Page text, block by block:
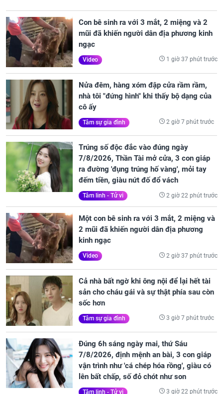
Con bê sinh ra với 3 mắt, 2 miệng và 2
mũi đã khiến người dân địa phương kinh
ngạc
Video 1 giờ 37 phút trước
Nửa đêm, hàng xóm đập cửa rầm rầm,
nhà tôi "đứng hình" khi thấy bộ dạng của
cô ấy
Tâm sự gia đình 2 giờ 7 phút trước
Trúng số độc đắc vào đúng ngày
7/8/2026, Thần Tài mở cửa, 3 con giáp
ra đường 'đụng trúng hố vàng', mỏi tay
đếm tiền, giàu nứt đố đổ vách
Tâm linh - Tử vi 2 giờ 22 phút trước
Một con bê sinh ra với 3 mắt, 2 miệng và
2 mũi đã khiến người dân địa phương
kinh ngạc
Video 2 giờ 37 phút trước
Cả nhà bất ngờ khi ông nội để lại hết tài
sản cho cháu gái và sự thật phía sau còn
sốc hơn
Tâm sự gia đình 3 giờ 7 phút trước
Đúng 6h sáng ngày mai, thứ Sáu
7/8/2026, định mệnh an bài, 3 con giáp
vận trình như 'cá chép hóa rồng', giàu có
lên bất chấp, số đỏ chót như son
Tâm linh - Tử vi 3 giờ 22 phút trước